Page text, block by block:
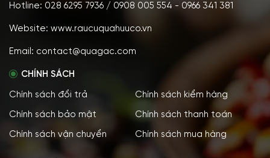
Hotline: 028 6295 7936 / 0908 005 554 - 0966 341 381
Website: www.raucuquahuuco.vn
Email: contact@quagac.com
CHÍNH SÁCH
Chính sách đổi trả Chính sách kiểm hàng
Chính sách bảo mật Chính sách thanh toán
Chính sách vận chuyển Chính sách mua hàng